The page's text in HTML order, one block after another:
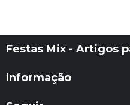
Festas Mix - Artigos
Informação